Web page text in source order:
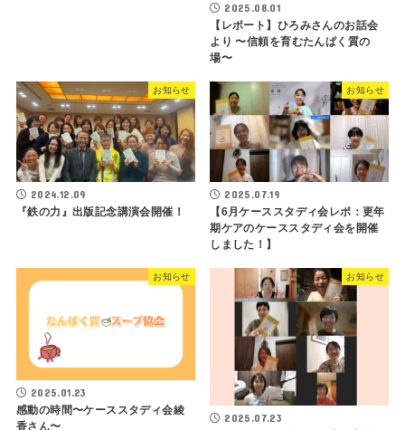
2025.08.01
【レポート】ひろみさんのお話会
より 〜信頼を育むたんぱく質の
場〜
お知らせ
2024.12.09
『鉄の力』出版記念講演会開催！
お知らせ
2025.07.19
【6月ケーススタディ会レポ：更年
期ケアのケーススタディ会を開催
しました！】
お知らせ
2025.01.23
感動の時間〜ケーススタディ会綾
香さん〜
お知らせ
2025.07.23